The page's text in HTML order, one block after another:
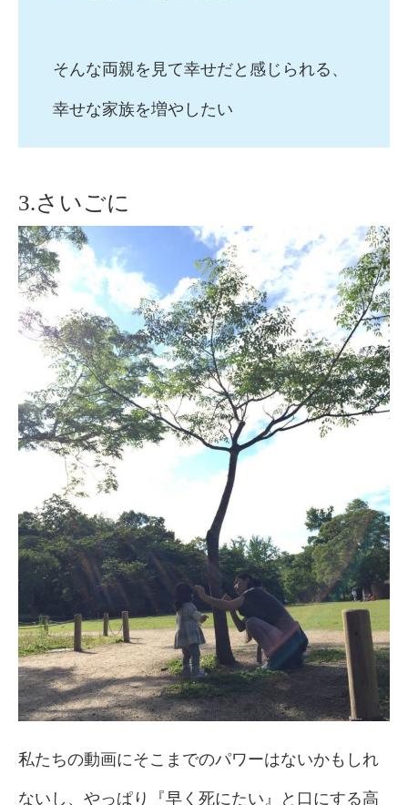
そんな両親を見て幸せだと感じられる、
幸せな家族を増やしたい
3.さいごに
私たちの動画にそこまでのパワーはないかもしれ
ないし、やっぱり『早く死にたい』と口にする高